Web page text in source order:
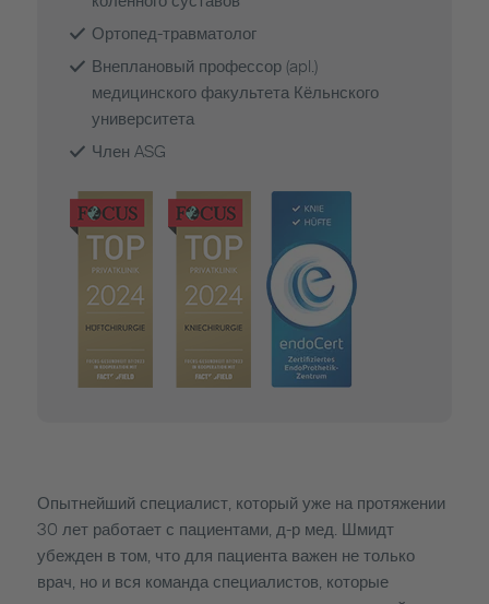
Ортопед-травматолог
Внеплановый профессор (apl.)
медицинского факультета Кёльнского
университета
Член ASG
Опытнейший специалист, который уже на протяжении
30 лет работает с пациентами, д-р мед. Шмидт
убежден в том, что для пациента важен не только
врач, но и вся команда специалистов, которые